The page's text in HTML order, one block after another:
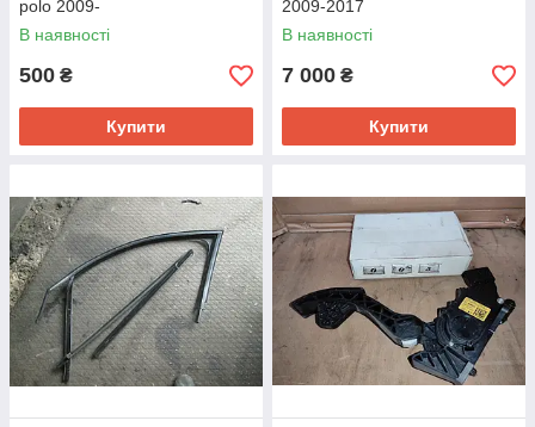
polo 2009-
В наявності
500 ₴
Купити
2009-2017
В наявності
7 000 ₴
Купити